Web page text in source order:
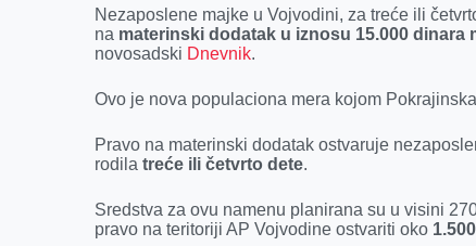
o
k
g
e
I
n
p
p
Nezaposlene majke u Vojvodini, za treće ili
na materinski dodatak u iznosu 15.000 dinara
novosadski Dnevnik.
Ovo je nova populaciona mera kojom
Pravo na materinski dodatak ostvaruje
rodila treće ili četvrto dete.
Sredstva za ovu namenu planirana su u visini
pravo na teritoriji AP Vojvodine ostvariti oko